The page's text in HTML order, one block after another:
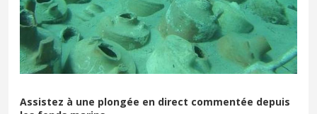
Assistez à une plongée en direct commentée depuis